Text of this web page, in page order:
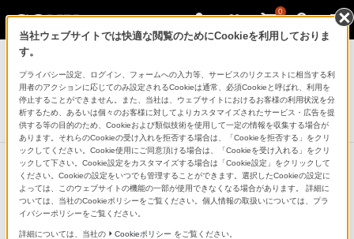
0
ヘッドホン
ステレオヘッドホン
MDR-ZX600
DISCONTINUED 生産完了
当社ウェブサイトでは快適な閲覧のためにCookieを利用しておりま
す。
プライバシー設定、ログイン、フォームへの入力等、サービスのリクエストに相当する利
用者のアクションに応じてのみ設定されるCookieは通常、必須Cookieと呼ばれ、利用を
停止することができません。また、当社は、ウェブサイトにおけるお客様の利用状況を分
析するため、あるいは個々のお客様に対してよりカスタマイズされたサービス・広告を提
供する等の目的のため、Cookieおよび類似技術を使用して一定の情報を収集する場合が
あります。それらのCookieの受け入れを拒否する場合は、「Cookieを拒否する」をクリ
ックしてください。Cookie使用にご同意頂ける場合は、「Cookieを受け入れる」をクリ
ックして下さい。Cookie設定をカスタマイズする場合は「Cookie設定」をクリックして
ください。Cookieの設定をいつでも管理することができます。選択したCookieの設定に
よっては、このウェブサイトの機能の一部が使用できなくなる場合があります。 詳細に
ついては、当社のCookieポリシーをご覧ください。個人情報の取扱いについては、プラ
イバシーポリシーをご覧ください。
詳細については、当社の Cookieポリシー をご覧ください。